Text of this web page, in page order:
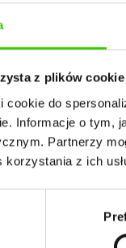
z plików cookie
do
Informacje o tym,
Partnerzy
z ich